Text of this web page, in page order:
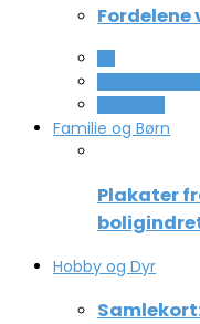
Fordelene
Familie og Børn
Plakater
Hobby og Dyr